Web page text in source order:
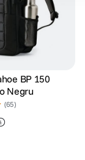
BP 150
Negru
(65)